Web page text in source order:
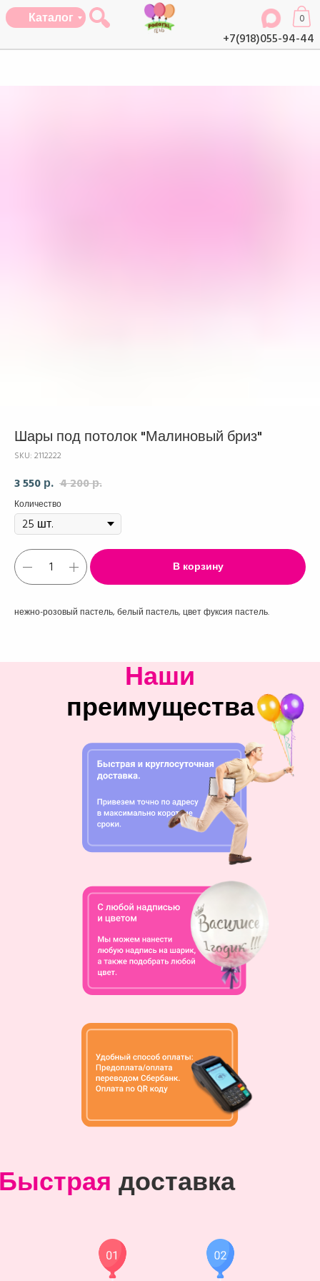
+7(918)055-94-44
0
Каталог
Шары под потолок "Малиновый бриз"
SKU: 2112222
3 550 р. 4 200р.
Количество
В корзину
нежно-розовый пастель, белый пастель, цвет фуксия пастель.
Наши
преимущества
доставка